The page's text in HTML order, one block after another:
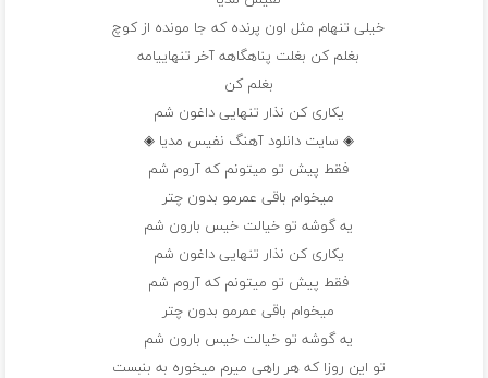
خیلی تنهام مثل اون پرنده که جا مونده از کوچ
بغلم کن بغلت پناهگاهه آخر تنهاییامه
بغلم کن
یکاری کن نذار تنهایی داغون شم
◈ سایت دانلود آهنگ نفیس مدیا ◈
فقط پیش تو میتونم که آروم شم
میخوام باقی عمرمو بدون چتر
یه گوشه تو خیالت خیس بارون شم
یکاری کن نذار تنهایی داغون شم
فقط پیش تو میتونم که آروم شم
میخوام باقی عمرمو بدون چتر
یه گوشه تو خیالت خیس بارون شم
تو این روزا که هر راهی میرم میخوره به بنبست